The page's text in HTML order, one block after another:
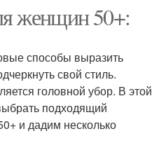
женщин 50+:
способы выразить
свой стиль.
головной убор. В этой
подходящий
и дадим несколько